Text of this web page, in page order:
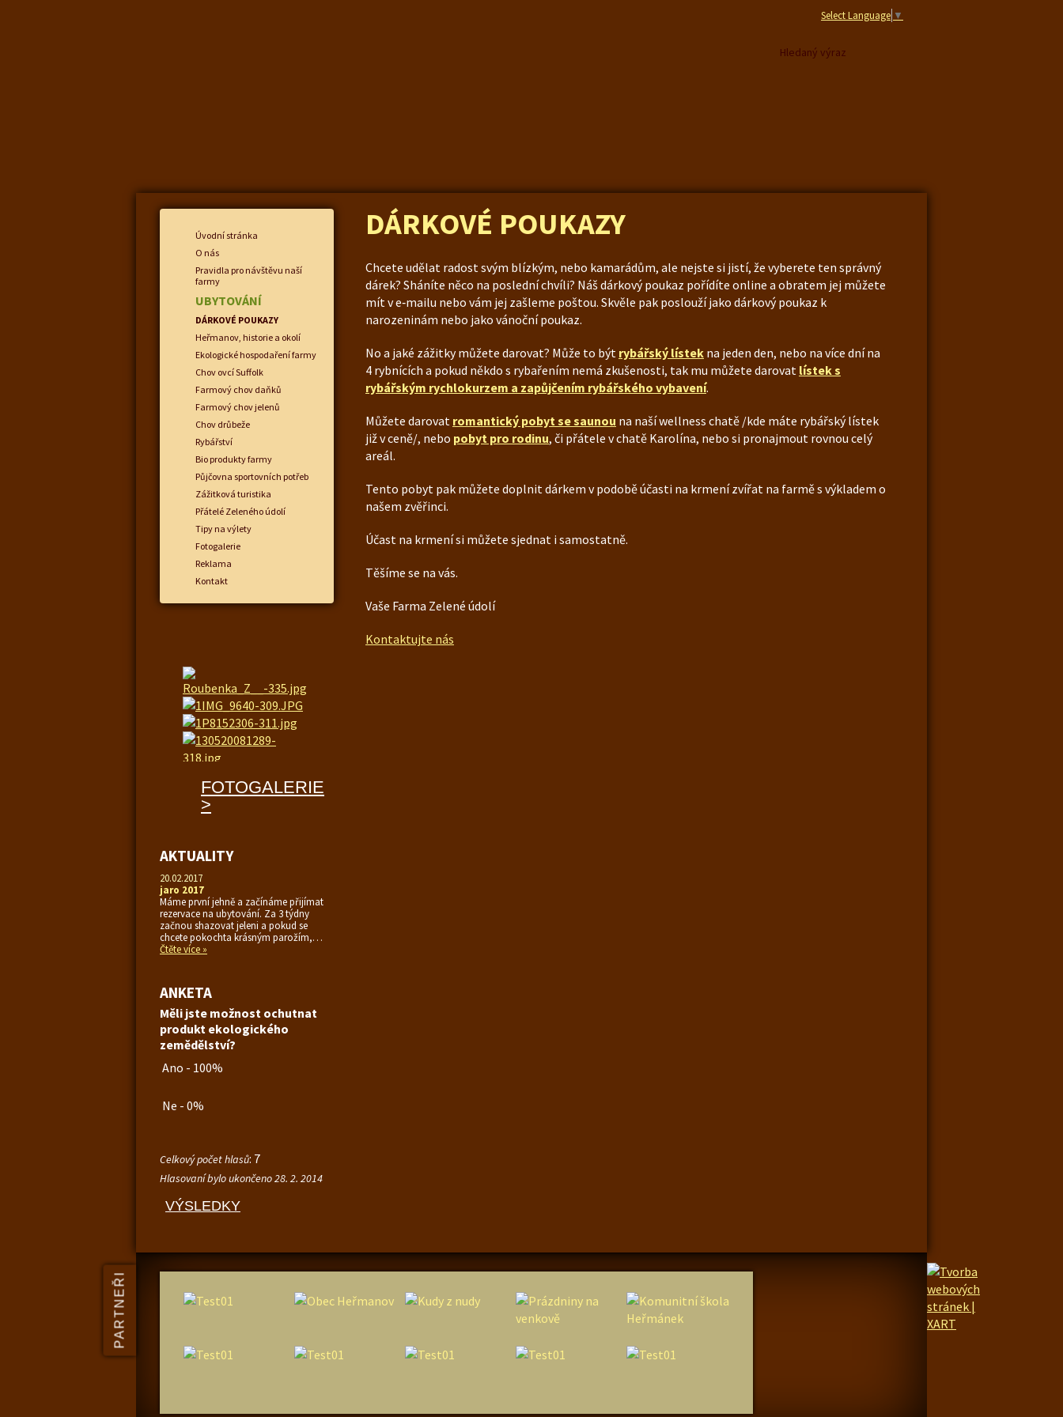
Select Language ▼
DÁRKOVÉ POUKAZY
Chcete udělat radost svým blízkým, nebo kamarádům, ale nejste si jistí, že vyberete ten správný
dárek? Sháníte něco na poslední chvíli? Náš dárkový poukaz pořídíte online a obratem jej můžete
mít v e‑mailu nebo vám jej zašleme poštou. Skvěle pak poslouží jako dárkový poukaz k
narozeninám nebo jako vánoční poukaz.
No a jaké zážitky můžete darovat? Může to být rybářský lístek na jeden den, nebo na více dní na
4 rybnících a pokud někdo s rybařením nemá zkušenosti, tak mu můžete darovat lístek s
rybářským rychlokurzem a zapůjčením rybářského vybavení.
Můžete darovat romantický pobyt se saunou na naší wellness chatě /kde máte rybářský lístek
již v ceně/, nebo pobyt pro rodinu, či přátele v chatě Karolína, nebo si pronajmout rovnou celý
areál.
Tento pobyt pak můžete doplnit dárkem v podobě účasti na krmení zvířat na farmě s výkladem o
našem zvěřinci.
Účast na krmení si můžete sjednat i samostatně.
Těšíme se na vás.
Vaše Farma Zelené údolí
Kontaktujte nás
Úvodní stránka
O nás
Pravidla pro návštěvu naší
farmy
UBYTOVÁNÍ
DÁRKOVÉ POUKAZY
Heřmanov, historie a okolí
Ekologické hospodaření farmy
Chov ovcí Suffolk
Farmový chov daňků
Farmový chov jelenů
Chov drůbeže
Rybářství
Bio produkty farmy
Půjčovna sportovních potřeb
Zážitková turistika
Přátelé Zeleného údolí
Tipy na výlety
Fotogalerie
Reklama
Kontakt
FOTOGALERIE
>
AKTUALITY
20.02.2017
jaro 2017
Máme první jehně a začínáme přijímat
rezervace na ubytování. Za 3 týdny
začnou shazovat jeleni a pokud se
chcete pokochta krásným parožím,…
Čtěte více »
ANKETA
Měli jste možnost ochutnat
produkt ekologického
zemědělství?
Ano - 100%
Ne - 0%
Celkový počet hlasů: 7
Hlasovaní bylo ukončeno 28. 2. 2014
VÝSLEDKY
PARTNEŘI